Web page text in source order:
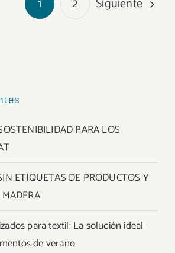
PARA LOS
ETIQUETAS DE PRODUCTOS Y
para textil: La solución ideal
de verano